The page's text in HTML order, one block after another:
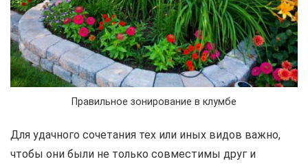
Правильное зонирование в клумбе
Для удачного сочетания тех или иных видов важно,
чтобы они были не только совместимы друг и